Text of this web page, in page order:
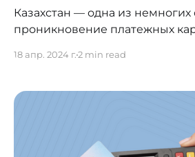
Казахстан — одна из немногих
проникновение платежных
увеличиваться из года в год.
Наиболее регулярный способ
Их объем растет из года в год
темпами. По итогам прошлого
18 апр. 2024 г.2 min read